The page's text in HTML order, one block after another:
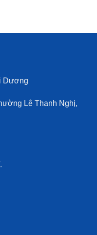
Dương
Lê Thanh Nghị,